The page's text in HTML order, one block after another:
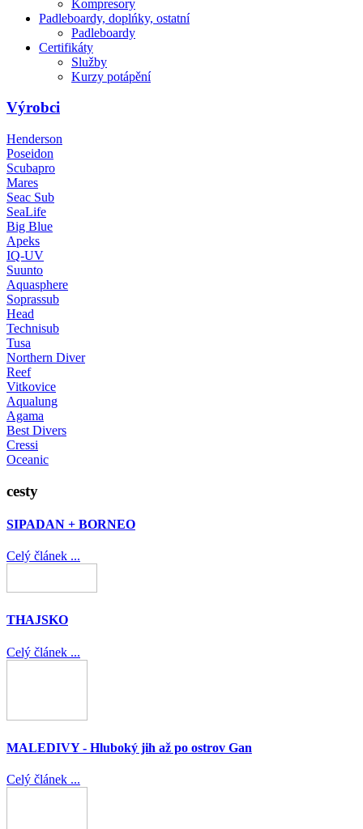
Kompresory
Padleboardy, doplńky, ostatní
Padleboardy
Certifikáty
Služby
Kurzy potápění
Výrobci
Henderson
Poseidon
Scubapro
Mares
Seac Sub
SeaLife
Big Blue
Apeks
IQ-UV
Suunto
Aquasphere
Soprassub
Head
Technisub
Tusa
Northern Diver
Reef
Vitkovice
Aqualung
Agama
Best Divers
Cressi
Oceanic
cesty
SIPADAN + BORNEO
Celý článek ...
THAJSKO
Celý článek ...
MALEDIVY - Hluboký jih až po ostrov Gan
Celý článek ...